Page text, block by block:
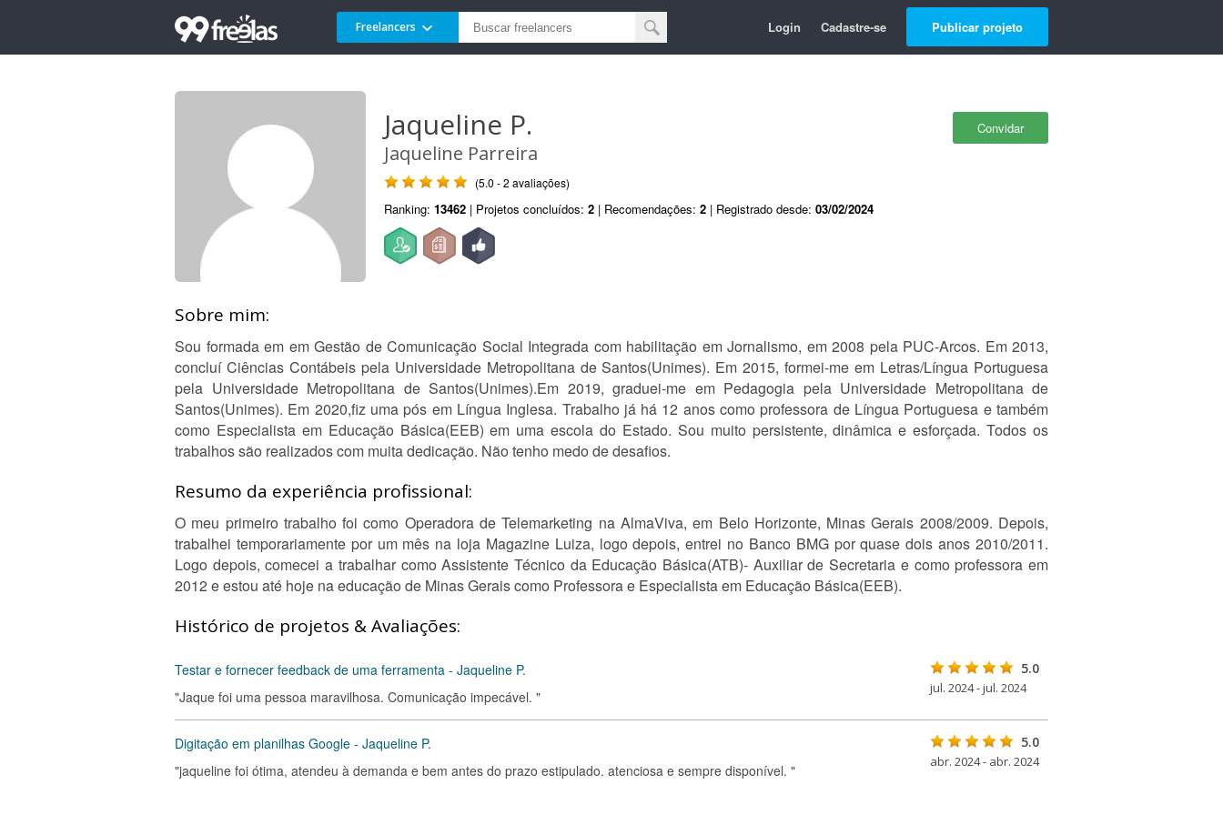
Freelancers Login Cadastre-se Publicar projeto
Convidar
Jaqueline P.
Jaqueline Parreira
(5.0 - 2 avaliações)
Ranking: 13462 | Projetos concluídos: 2 | Recomendações: 2 | Registrado desde: 03/02/2024
Sobre mim:
Sou formada em em Gestão de Comunicação Social Integrada com habilitação em Jornalismo, em 2008 pela PUC-Arcos. Em 2013,
concluí Ciências Contábeis pela Universidade Metropolitana de Santos(Unimes). Em 2015, formei-me em Letras/Língua Portuguesa
pela Universidade Metropolitana de Santos(Unimes).Em 2019, graduei-me em Pedagogia pela Universidade Metropolitana de
Santos(Unimes). Em 2020,fiz uma pós em Língua Inglesa. Trabalho já há 12 anos como professora de Língua Portuguesa e também
como Especialista em Educação Básica(EEB) em uma escola do Estado. Sou muito persistente, dinâmica e esforçada. Todos os
trabalhos são realizados com muita dedicação. Não tenho medo de desafios.
Resumo da experiência profissional:
O meu primeiro trabalho foi como Operadora de Telemarketing na AlmaViva, em Belo Horizonte, Minas Gerais 2008/2009. Depois,
trabalhei temporariamente por um mês na loja Magazine Luiza, logo depois, entrei no Banco BMG por quase dois anos 2010/2011.
Logo depois, comecei a trabalhar como Assistente Técnico da Educação Básica(ATB)- Auxiliar de Secretaria e como professora em
2012 e estou até hoje na educação de Minas Gerais como Professora e Especialista em Educação Básica(EEB).
Histórico de projetos & Avaliações:
Testar e fornecer feedback de uma ferramenta - Jaqueline P.
"Jaque foi uma pessoa maravilhosa. Comunicação impecável. "
5.0
jul. 2024 - jul. 2024
Digitação em planilhas Google - Jaqueline P.
"jaqueline foi ótima, atendeu à demanda e bem antes do prazo estipulado. atenciosa e sempre disponível. "
5.0
abr. 2024 - abr. 2024